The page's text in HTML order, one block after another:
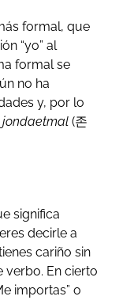
formal, que
“yo” al
formal se
no ha
y, por lo
jondaetmal(존
significa
decirle a
cariño sin
verbo. En cierto
importas” o